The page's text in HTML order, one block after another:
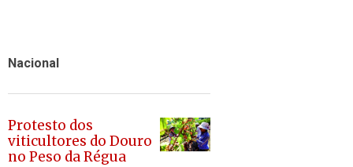
Nacional
Protesto dos
viticultores do Douro
no Peso da Régua